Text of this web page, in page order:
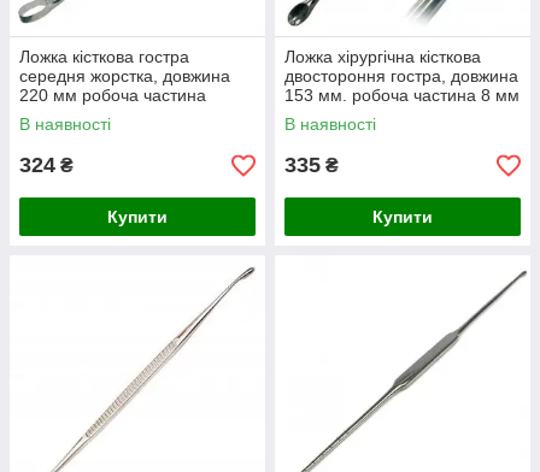
Ложка кісткова гостра
середня жорстка, довжина
220 мм робоча частина
11х18 мм
В наявності
324 ₴
Купити
Ложка хірургічна кісткова
двостороння гостра, довжина
153 мм. робоча частина 8 мм
та 6,5 мм
В наявності
335 ₴
Купити